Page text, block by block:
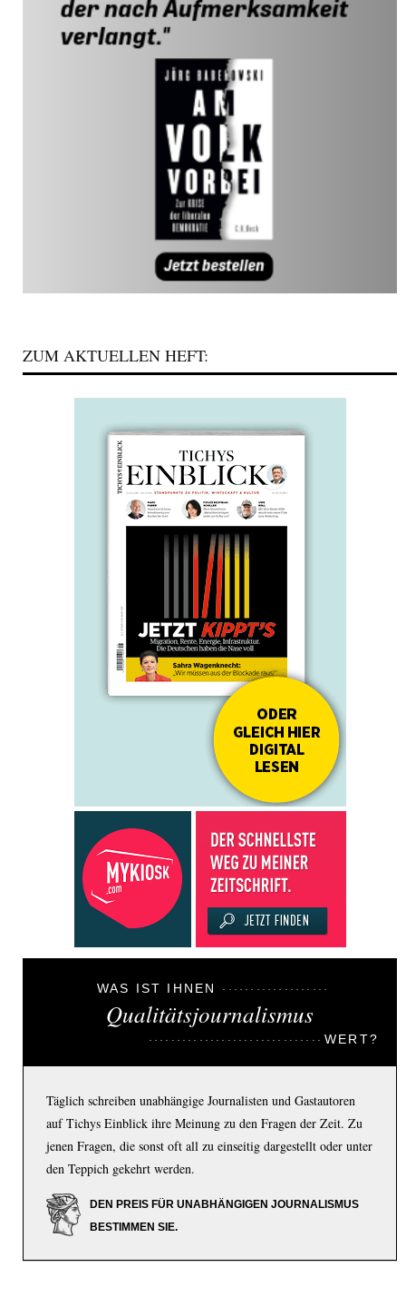
ZUM AKTUELLEN HEFT:
WAS IST IHNEN
Qualitätsjournalismus
WERT?
Täglich schreiben unabhängige Journalisten und Gastautoren
auf Tichys Einblick ihre Meinung zu den Fragen der Zeit. Zu
jenen Fragen, die sonst oft all zu einseitig dargestellt oder unter
den Teppich gekehrt werden.
DEN PREIS FÜR UNABHÄNGIGEN JOURNALISMUS
BESTIMMEN SIE.